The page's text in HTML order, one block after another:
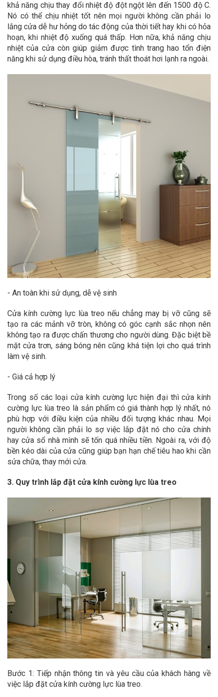
khả năng chịu thay đổi nhiệt độ đột ngột lên đến 1500 độ C.
Nó có thể chịu nhiệt tốt nên mọi người không cần phải lo
lắng cửa dễ hư hỏng do tác động của thời tiết hay khi có hỏa
hoạn, khi nhiệt độ xuống quá thấp. Hơn nữa, khả năng chịu
nhiệt của cửa còn giúp giảm được tình trang hao tổn điện
năng khi sử dụng điều hòa, tránh thất thoát hơi lạnh ra ngoài.
- An toàn khi sử dụng, dễ vệ sinh
Cửa kính cường lực lùa treo nếu chẳng may bị vỡ cũng sẽ
tạo ra các mảnh vỡ tròn, không có góc cạnh sắc nhọn nên
không tạo ra được chấn thương cho người dùng. Đặc biệt bề
mặt cửa trơn, sáng bóng nên cũng khá tiện lợi cho quá trình
làm vệ sinh.
- Giá cả hợp lý
Trong số các loại cửa kính cường lực hiện đại thì cửa kính
cường lực lùa treo là sản phẩm có giá thành hợp lý nhất, nó
phù hợp với điều kiện của nhiều đối tượng khác nhau. Mọi
người không cần phải lo sợ việc lắp đặt nó cho cửa chính
hay cửa sổ nhà mình sẽ tốn quá nhiều tiền. Ngoài ra, với độ
bền kéo dài của cửa cũng giúp bạn hạn chế tiêu hao khi cần
sửa chữa, thay mới cửa.
3. Quy trình lắp đặt cửa kính cường lực lùa treo
Bước 1: Tiếp nhận thông tin và yêu cầu của khách hàng về
việc lắp đặt cửa kính cường lực lùa treo.